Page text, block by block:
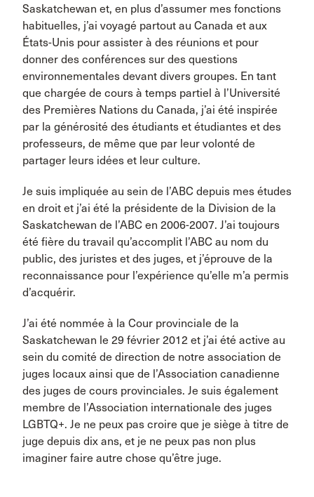
Saskatchewan et, en plus d’assumer mes fonctions
habituelles, j’ai voyagé partout au Canada et aux
États-Unis pour assister à des réunions et pour
donner des conférences sur des questions
environnementales devant divers groupes. En tant
que chargée de cours à temps partiel à l’Université
des Premières Nations du Canada, j’ai été inspirée
par la générosité des étudiants et étudiantes et des
professeurs, de même que par leur volonté de
partager leurs idées et leur culture.
Je suis impliquée au sein de l’ABC depuis mes études
en droit et j’ai été la présidente de la Division de la
Saskatchewan de l’ABC en 2006-2007. J’ai toujours
été fière du travail qu’accomplit l’ABC au nom du
public, des juristes et des juges, et j’éprouve de la
reconnaissance pour l’expérience qu’elle m’a permis
d’acquérir.
J’ai été nommée à la Cour provinciale de la
Saskatchewan le 29 février 2012 et j’ai été active au
sein du comité de direction de notre association de
juges locaux ainsi que de l’Association canadienne
des juges de cours provinciales. Je suis également
membre de l’Association internationale des juges
LGBTQ+. Je ne peux pas croire que je siège à titre de
juge depuis dix ans, et je ne peux pas non plus
imaginer faire autre chose qu’être juge.